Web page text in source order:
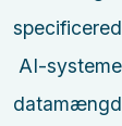
AI-